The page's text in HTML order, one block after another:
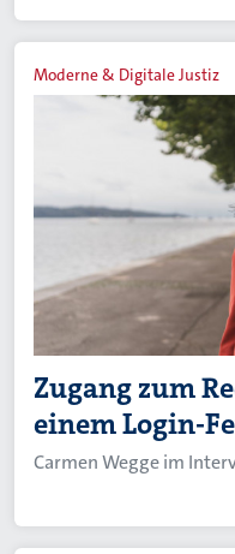
Moderne & Digitale Justiz
Zugang zum
einem Login-
Carmen Wegge im